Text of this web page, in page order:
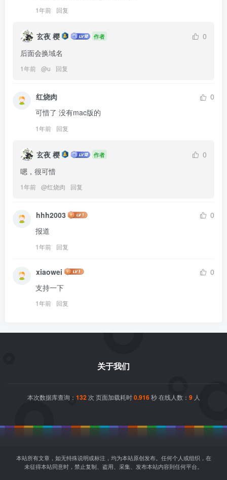
1年前 回复
玄夜 樱 作者
0
后面会换域名
1年前 @u 回复
红烧肉
0
可惜了 没有mac版的
1年前 回复
玄夜 樱 作者
0
嗯，很可惜
1年前 @红烧肉 回复
hhh2003
0
报道
1年前 回复
xiaowei
0
支持一下
1年前 回复
关于我们
本次数据库查询： 132 次 页面加载耗时0.916秒 在线人数： 9人
本站所有文章，如无特殊说明或标注，均为本站原创发布。任何个人或组织，在
未征得本站同意时，禁止复制、盗用、采集、发布本站内容到任何平台。